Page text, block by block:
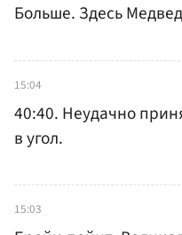
Больше. Здесь
15:04
40:40. Неудачно
в угол.
15:03